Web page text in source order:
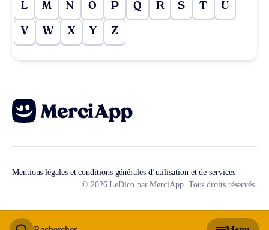
L M N O P Q R S T U
V W X Y Z
Mentions légales et conditions générales d’utilisation et de services
© 2026 LeDico par MerciApp. Tous droits réservés.